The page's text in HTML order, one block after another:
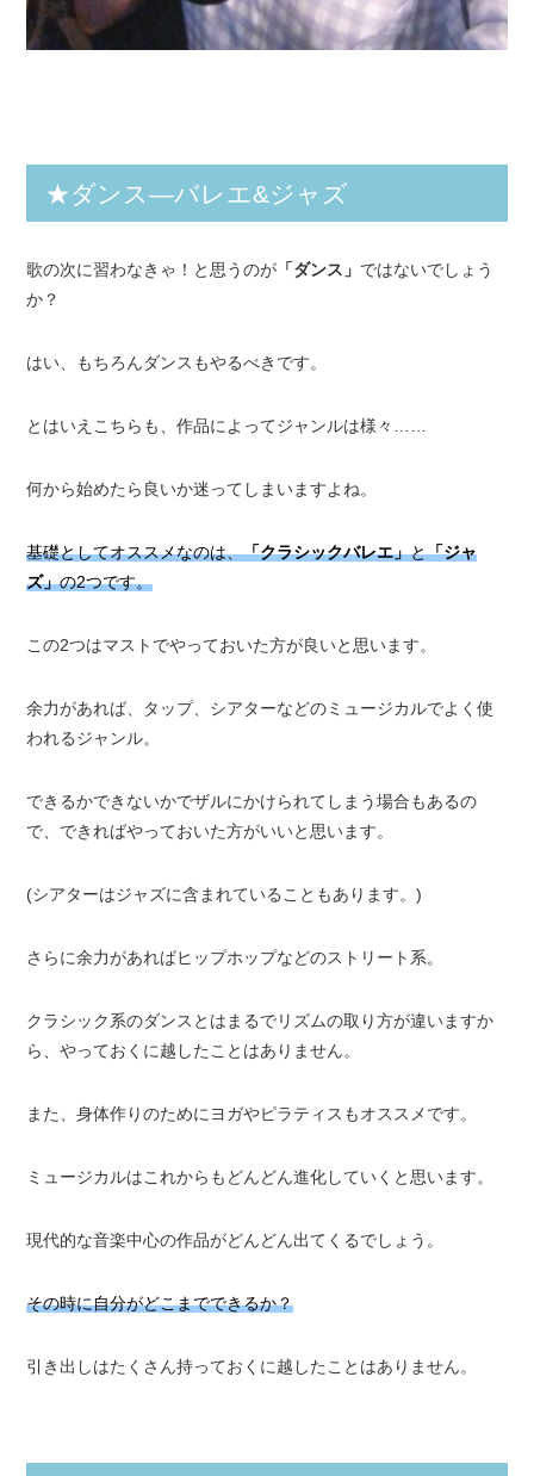
★ダンス―バレエ&ジャズ
歌の次に習わなきゃ！と思うのが 「ダンス」 ではないでしょう
か？
はい、もちろんダンスもやるべきです。
とはいえこちらも、作品によってジャンルは様々……
何から始めたら良いか迷ってしまいますよね。
基礎としてオススメなのは、「クラシックバレエ」と「ジャ
ズ」の2つです。
この2つはマストでやっておいた方が良いと思います。
余力があれば、タップ、シアターなどのミュージカルでよく使
われるジャンル。
できるかできないかでザルにかけられてしまう場合もあるの
で、できればやっておいた方がいいと思います。
(シアターはジャズに含まれていることもあります。)
さらに余力があればヒップホップなどのストリート系。
クラシック系のダンスとはまるでリズムの取り方が違いますか
ら、やっておくに越したことはありません。
また、身体作りのためにヨガやピラティスもオススメです。
ミュージカルはこれからもどんどん進化していくと思います。
現代的な音楽中心の作品がどんどん出てくるでしょう。
その時に自分がどこまでできるか？
引き出しはたくさん持っておくに越したことはありません。